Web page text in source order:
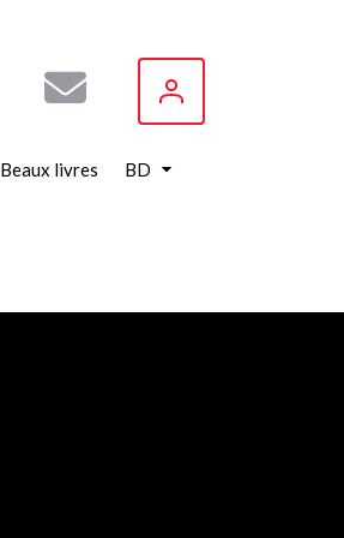
Beaux livres BD